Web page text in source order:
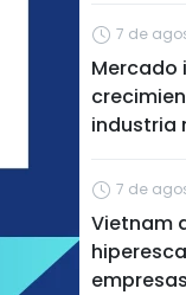
7 de
Mercado
industria
7 de
Vietnam